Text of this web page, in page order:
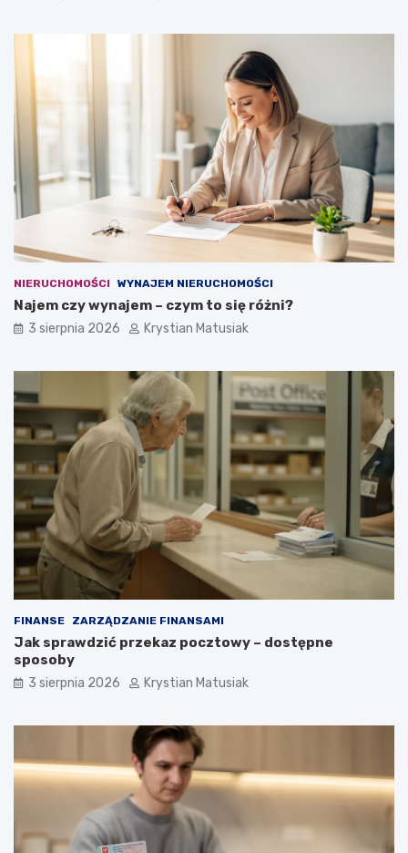
NIERUCHOMOŚCI WYNAJEM NIERUCHOMOŚCI
Najem czy wynajem – czym to się różni?
3 sierpnia 2026 Krystian Matusiak
FINANSE ZARZĄDZANIE FINANSAMI
Jak sprawdzić przekaz pocztowy – dostępne
sposoby
3 sierpnia 2026 Krystian Matusiak